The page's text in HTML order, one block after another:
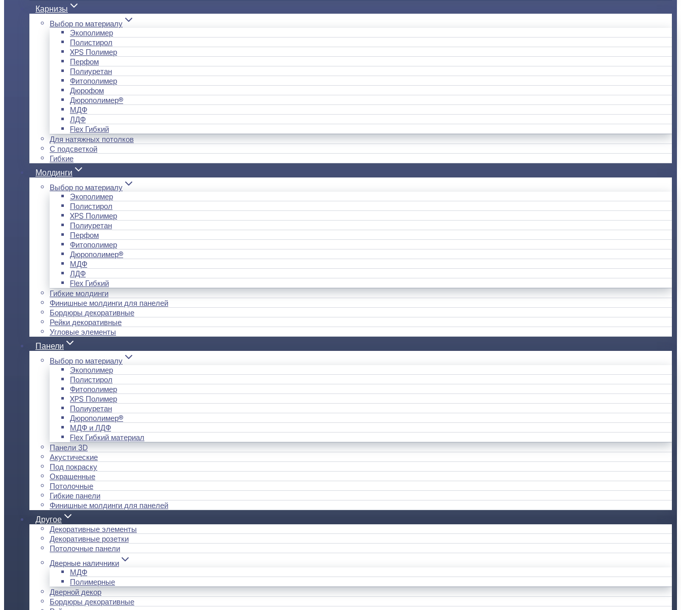
Карнизы
Выбор по материалу
Экополимер
Полистирол
XPS Полимер
Перфом
Полиуретан
Фитополимер
Дюрофом
Дюрополимер®
МДФ
ЛДФ
Flex Гибкий
Для натяжных потолков
С подсветкой
Гибкие
Молдинги
Выбор по материалу
Экополимер
Полистирол
XPS Полимер
Полиуретан
Перфом
Фитополимер
Дюрополимер®
МДФ
ЛДФ
Flex Гибкий
Гибкие молдинги
Финишные молдинги для панелей
Бордюры декоративные
Рейки декоративные
Угловые элементы
Панели
Выбор по материалу
Экополимер
Полистирол
Фитополимер
XPS Полимер
Полиуретан
Дюрополимер®
МДФ и ЛДФ
Flex Гибкий материал
Панели 3D
Акустические
Под покраску
Окрашенные
Потолочные
Гибкие панели
Финишные молдинги для панелей
Другое
Декоративные элементы
Декоративные розетки
Потолочные панели
Дверные наличники
МДФ
Полимерные
Дверной декор
Бордюры декоративные